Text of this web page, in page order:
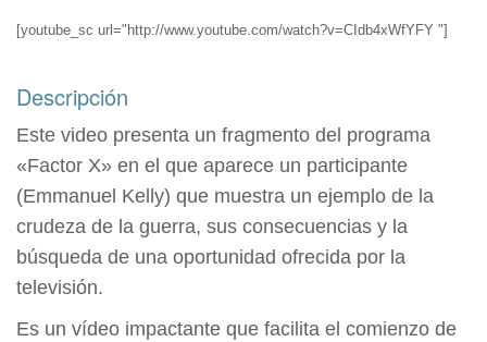
[youtube_sc url="http://www.youtube.com/watch?v=CIdb4xWfYFY "]
Descripción
Este video presenta un fragmento del programa
«Factor X» en el que aparece un participante
(Emmanuel Kelly) que muestra un ejemplo de la
crudeza de la guerra, sus consecuencias y la
búsqueda de una oportunidad ofrecida por la
televisión.
Es un vídeo impactante que facilita el comienzo de